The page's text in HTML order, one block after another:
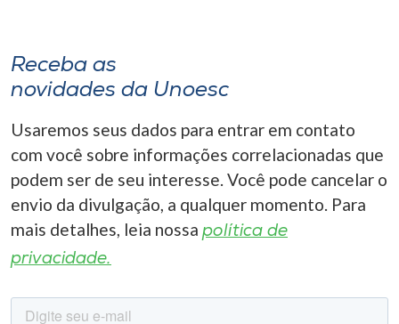
Receba as
novidades da Unoesc
Usaremos seus dados para entrar em contato
com você sobre informações correlacionadas que
podem ser de seu interesse. Você pode cancelar o
envio da divulgação, a qualquer momento. Para
mais detalhes, leia nossa política de
privacidade.